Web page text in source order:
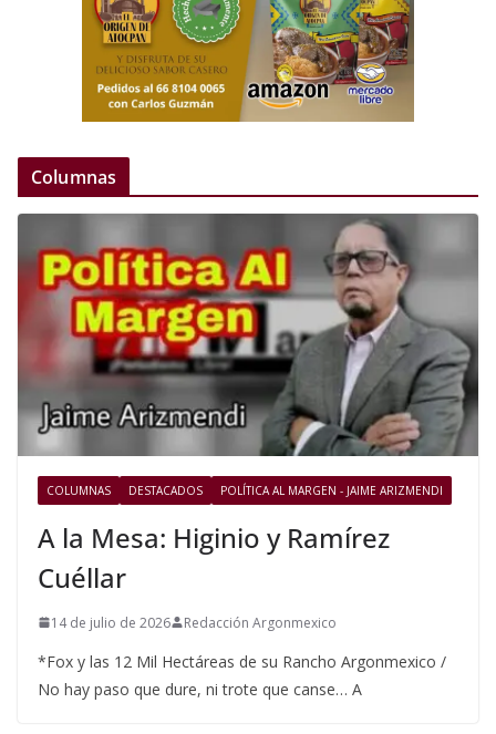
Columnas
COLUMNAS DESTACADOS POLÍTICA AL MARGEN - JAIME ARIZMENDI
A la Mesa: Higinio y Ramírez
Cuéllar
14 de julio de 2026 Redacción Argonmexico
*Fox y las 12 Mil Hectáreas de su Rancho Argonmexico /
No hay paso que dure, ni trote que canse… A